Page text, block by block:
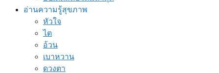
อ่านความรู้สุขภาพ
หัวใจ
ไต
อ้วน
เบาหวาน
ดวงตา